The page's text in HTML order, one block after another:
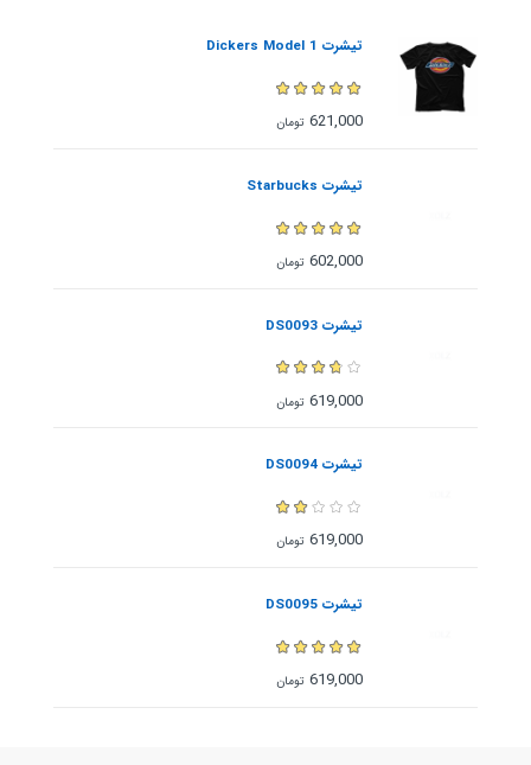
تیشرت Dickers Model 1
621,000 تومان
تیشرت Starbucks
602,000 تومان
تیشرت DS0093
619,000 تومان
تیشرت DS0094
619,000 تومان
تیشرت DS0095
619,000 تومان